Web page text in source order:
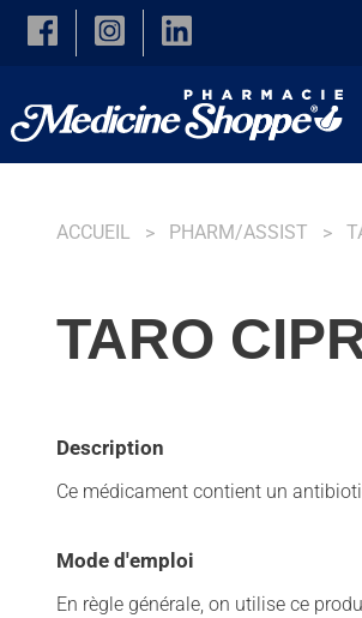
Skip to main content
ACCUEIL PHARM/ASSIST
TARO
Description
Ce médicament contient un
Mode d'emploi
En règle générale, on utilise ce